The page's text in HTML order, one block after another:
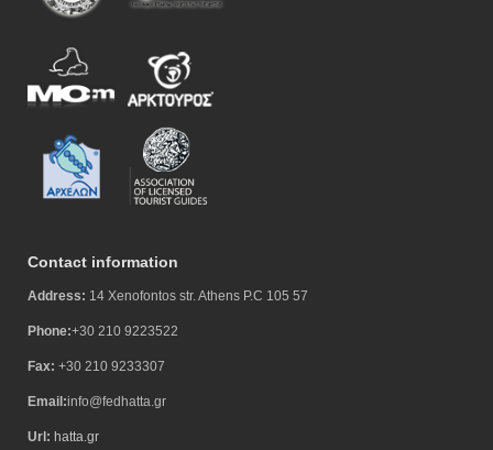
Contact information
Address: 14 Xenofontos str. Athens P.C 105 57
Phone:+30 210 9223522
Fax: +30 210 9233307
Email:info@fedhatta.gr
Url: hatta.gr